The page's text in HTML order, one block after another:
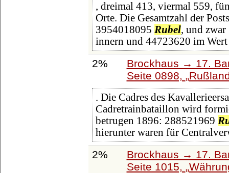
, dreimal 413, viermal 559,
Orte. Die Gesamtzahl der
3954018095 Rubel, und
innern und 44723620 im
2%
Brockhaus → 17.
Seite 0898,
. Die Cadres des
Cadretrainbataillon wird
betrugen 1896: 288521969
hierunter waren für
2%
Brockhaus → 17.
Seite 1015,